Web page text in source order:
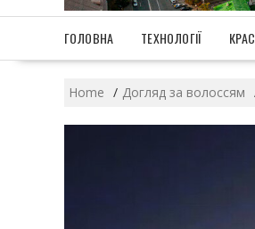
ГОЛОВНА ТЕХНОЛОГІЇ
Home Догляд за волоссям